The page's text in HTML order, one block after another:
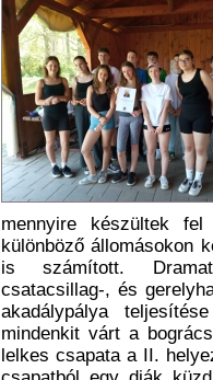
mennyire készültek
különböző állomásokon
is számított.
csatacsillag-, és
akadálypálya
mindenkit várt a
lelkes csapata a II.